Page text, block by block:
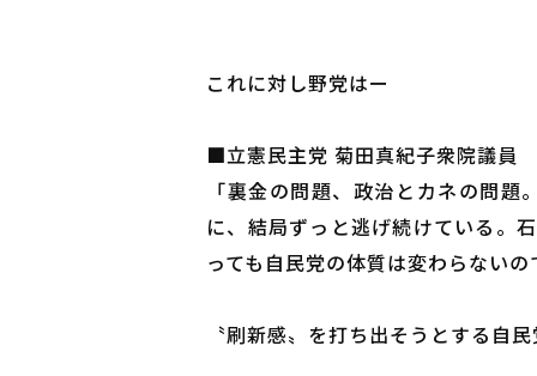
これに対し野党はー
■立憲民主党 菊田真紀子衆院議員
「裏金の問題、政治とカネの問
に、結局ずっと逃げ続けている。
っても自民党の体質は変わらない
〝刷新感〟を打ち出そうとする自